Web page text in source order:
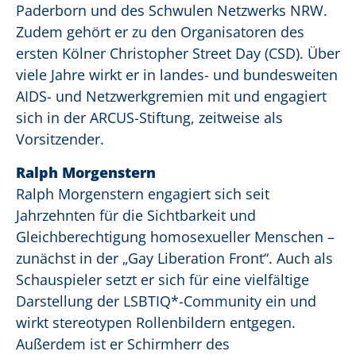
Paderborn und des Schwulen Netzwerks NRW.
Zudem gehört er zu den Organisatoren des
ersten Kölner Christopher Street Day (CSD). Über
viele Jahre wirkt er in landes- und bundesweiten
AIDS- und Netzwerkgremien mit und engagiert
sich in der ARCUS-Stiftung, zeitweise als
Vorsitzender.
Ralph Morgenstern
Ralph Morgenstern engagiert sich seit
Jahrzehnten für die Sichtbarkeit und
Gleichberechtigung homosexueller Menschen –
zunächst in der „Gay Liberation Front“. Auch als
Schauspieler setzt er sich für eine vielfältige
Darstellung der LSBTIQ*-Community ein und
wirkt stereotypen Rollenbildern entgegen.
Außerdem ist er Schirmherr des